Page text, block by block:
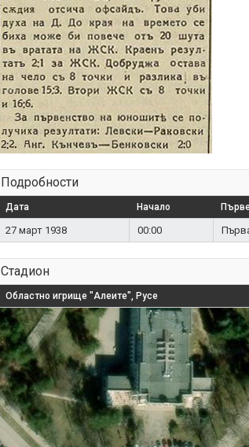
Подробности
Дата Начало
27 март 1938 00:00
Стадион
Областно игрище "Алеите", Русе